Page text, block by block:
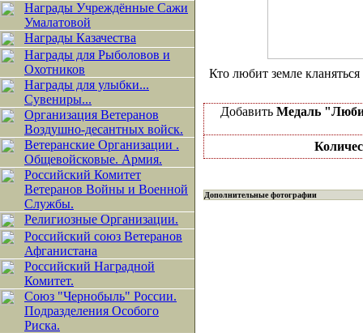
Награды Учреждённые Сажи
Умалатовой
Награды Казачества
Награды для Рыболовов и
Охотников
Награды для улыбки...
Сувениры...
Организация Ветеранов
Воздушно-десантных войск.
Ветеранские Организации .
Общевойсковые. Армия.
Российский Комитет
Ветеранов Войны и Военной
Службы.
Религиозные Организации.
Российский союз Ветеранов
Афганистана
Российский Наградной
Комитет.
Союз "Чернобыль" России.
Подразделения Особого
Риска.
Кто любит земле
Добавить Медаль
Дополнительные фотографии